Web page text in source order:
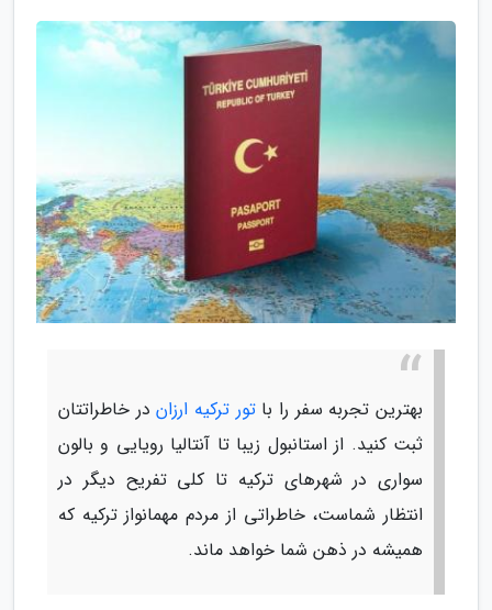
بهترین تجربه سفر را باتور ترکیه ارزاندر خاطراتتان
ثبت کنید. از استانبول زیبا تا آنتالیا رویایی و بالون
سواری در شهرهای ترکیه تا کلی تفریح دیگر در
انتظار شماست، خاطراتی از مردم مهمانواز ترکیه که
همیشه در ذهن شما خواهد ماند.